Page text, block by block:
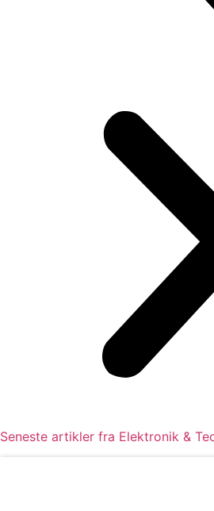
Seneste artikler fra Elektronik &